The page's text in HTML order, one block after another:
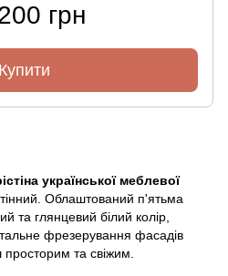
грн
Купити
української меблевої
Облаштований п'ятьма
та глянцевий білий колір,
фрезерування фасадів
та свіжим.